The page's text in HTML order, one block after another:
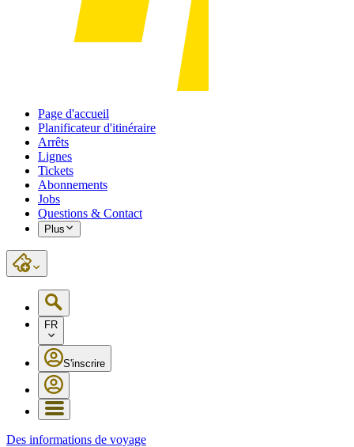
Page d'accueil
Planificateur d'itinéraire
Arrêts
Lignes
Tickets
Abonnements
Jobs
Questions & Contact
Plus
FR
S'inscrire
Des informations de voyage